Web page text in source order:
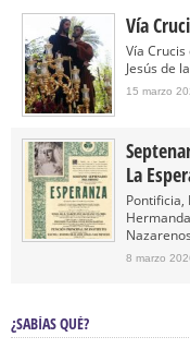
Vía
Vía
Jesús de
15 marzo
La
Pontificia,
8 marzo
¿SABÍAS QUÉ?